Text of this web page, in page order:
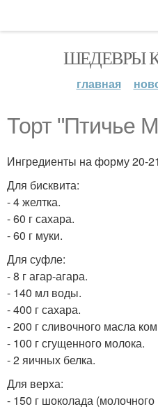
ШЕДЕВРЫ
главная
Торт "Птичье
Ингредиенты на форму 20-
Для бисквита:
- 4 желтка.
- 60 г сахара.
- 60 г муки.
Для суфле:
- 8 г агар-агара.
- 140 мл воды.
- 400 г сахара.
- 200 г сливочного масла
- 100 г сгущенного молока.
- 2 яичных белка.
Для верха:
- 150 г шоколада